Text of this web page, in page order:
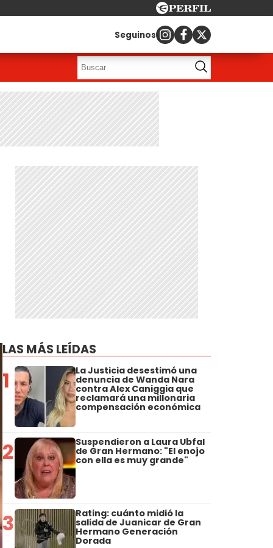
Seguinos
LAS MÁS LEÍDAS
1 La Justicia desestimó una
denuncia de Wanda Nara
contra Alex Caniggia que
reclamará una millonaria
compensación económica
2 Suspendieron a Laura Ubfal
de Gran Hermano: "El enojo
con ella es muy grande"
3 Rating: cuánto midió la
salida de Juanicar de Gran
Hermano Generación
Dorada